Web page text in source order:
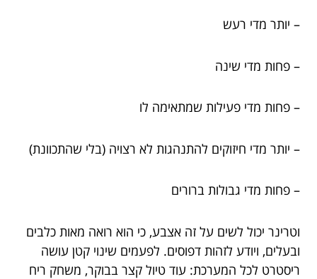
– יותר מדי רעש
– פחות מדי שינה
– פחות מדי פעילות שמתאימה לו
– יותר מדי חיזוקים להתנהגות לא רצויה (בלי שהתכוונת)
– פחות מדי גבולות ברורים
וטרינר יכול לשים על זה אצבע, כי הוא רואה מאות כלבים
ובעלים, ויודע לזהות דפוסים. לפעמים שינוי קטן עושה
ריסטרט לכל המערכת: עוד טיול קצר בבוקר, משחק ריח